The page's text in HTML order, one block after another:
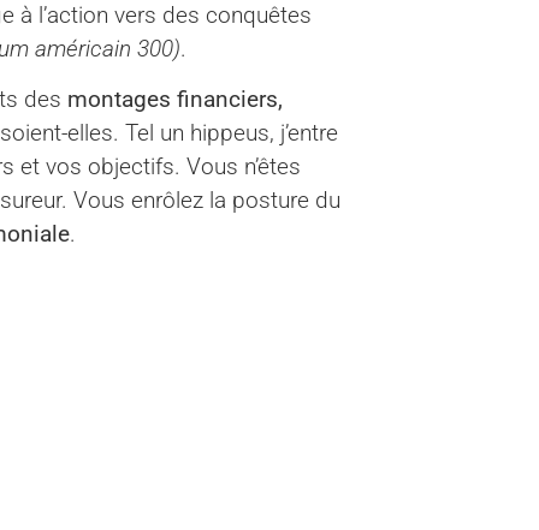
à l’action vers des conquêtes
américain 300).
des montages financiers,
elles. Tel un hippeus, j’entre
et vos objectifs. Vous n’êtes
Vous enrôlez la posture du
.